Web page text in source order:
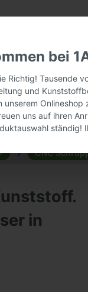
CNC
in
bei
Richtig! Tausende
und
unserem
uns auf ihren
ständig!